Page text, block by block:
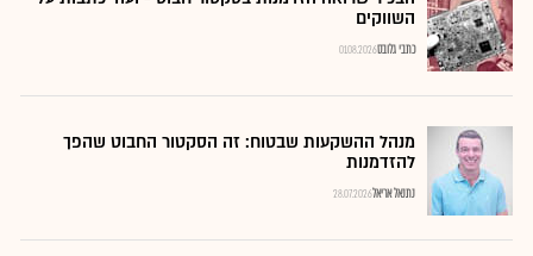
השווקים
01.08.2026כתבי גלובס
מנהל ההשקעות שבטוח: זה הסקטור החבוט שהפך
להזדמנות
28.07.2026נתנאל אריאל